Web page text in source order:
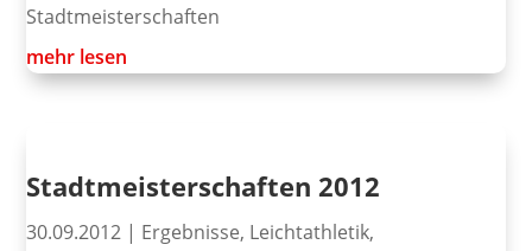
Stadtmeisterschaften
mehr lesen
Stadtmeisterschaften 2012
30.09.2012 | Ergebnisse, Leichtathletik,